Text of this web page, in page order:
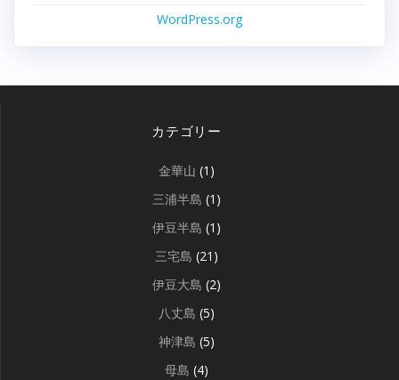
WordPress.org
カテゴリー
金華山 (1)
三浦半島 (1)
伊豆半島 (1)
三宅島 (21)
伊豆大島 (2)
八丈島 (5)
神津島 (5)
母島 (4)